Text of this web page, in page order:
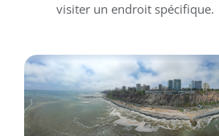
visiter un endroit spécifique.